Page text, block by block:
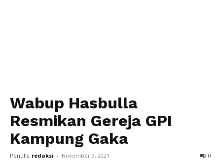
Wabup Hasbulla
Resmikan Gereja GPI
Kampung Gaka
Penulis redaksi - November 9, 2021 0